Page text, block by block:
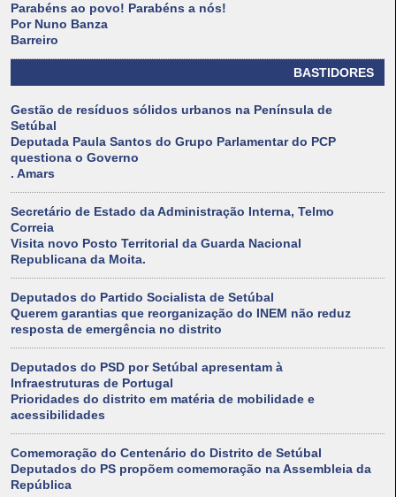
Parabéns ao povo! Parabéns a nós!
Por Nuno Banza
Barreiro
BASTIDORES
Gestão de resíduos sólidos urbanos na Península de
Setúbal
Deputada Paula Santos do Grupo Parlamentar do PCP
questiona o Governo
. Amars
Secretário de Estado da Administração Interna, Telmo
Correia
Visita novo Posto Territorial da Guarda Nacional
Republicana da Moita.
Deputados do Partido Socialista de Setúbal
Querem garantias que reorganização do INEM não reduz
resposta de emergência no distrito
Deputados do PSD por Setúbal apresentam à
Infraestruturas de Portugal
Prioridades do distrito em matéria de mobilidade e
acessibilidades
Comemoração do Centenário do Distrito de Setúbal
Deputados do PS propõem comemoração na Assembleia da
República